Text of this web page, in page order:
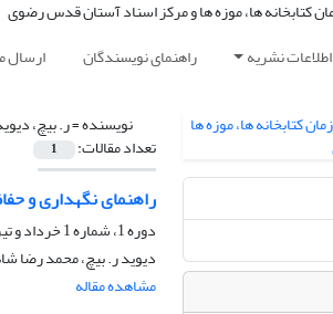
اطلاعات نشریه راهنمای نویسندگان ارسال
نویسنده =ر. بیچ،
تعداد مقالات: 1
راهنمای نگهداری و
دوره 1، شماره 1 خرداد و تیر 1388، خرداد 1388، صفحه
دیوید ر. بیچ، محمد رضا
مشاهده مقاله